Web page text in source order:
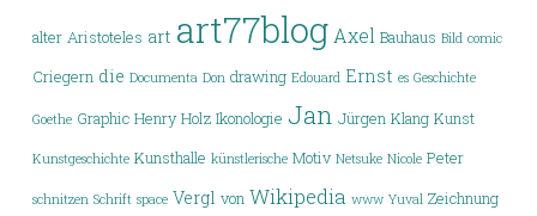
alter Aristoteles art art77blog Axel Bauhaus Bild comic
Criegern die Documenta Don drawing Edouard Ernst es Geschichte
Goethe Graphic Henry Holz Ikonologie Jan Jürgen Klang Kunst
Kunstgeschichte Kunsthalle künstlerische Motiv Netsuke Nicole Peter
schnitzen Schrift space Vergl von Wikipedia www Yuval Zeichnung